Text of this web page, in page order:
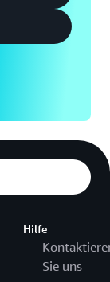
Hilfe
Sie uns